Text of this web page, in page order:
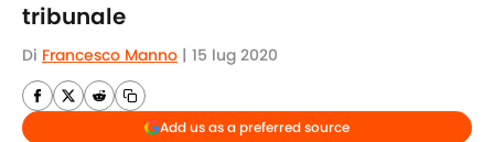
tribunale
Di Francesco Manno | 15 lug 2020
Add us as a preferred source